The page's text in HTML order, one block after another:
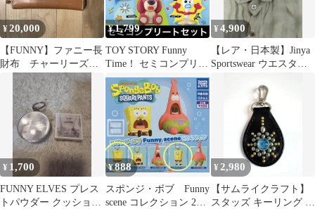
¥20,000
【FUNNY】ファニー長
財布 チャーリーズウ
ォレット
¥1,799
TOY STORY Funny
Time！ セミコンプリー
トセット
¥4,900
【レア・日本製】Jinya
Sportswear ウエスタン
¥ 1,700
FUNNY ELVES プレス
トパウダー クッション
¥888
スポンジ・ボブ Funny
scene コレクション 2点
¥2,980
【サムライクラフト】
スタッズ キーリング キ